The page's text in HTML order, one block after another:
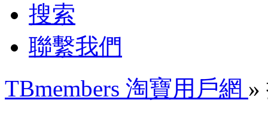
搜索
聯繫我們
TBmembers 淘寶用戶網 »